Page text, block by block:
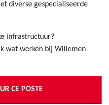
diverse gespecialiseerde
infrastructuur?
wat werken bij Willemen
CE POSTE